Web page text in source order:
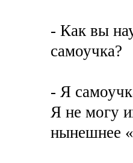
- Как вы
самоучка?
- Я
Я не могу
нынешнее